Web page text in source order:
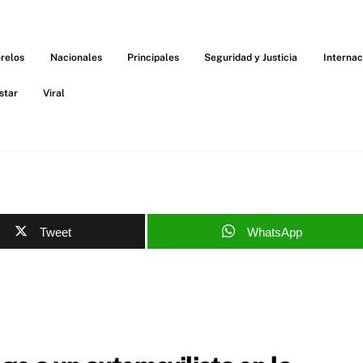
Nacionales Principales Seguridad y Justicia
Viral
Tweet WhatsApp